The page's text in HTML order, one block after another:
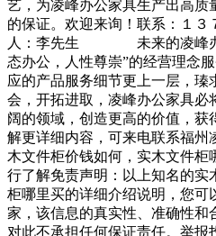
艺，为凌峰办公家具生产出高质
的保证。欢迎来询！联系：１３
人：李先生 未来的凌峰办
态办公，人性尊崇”的经营理念
应的产品服务细节更上一层，瑧
会，开拓进取，凌峰办公家具必
阔的领域，创造更高的价值
解更详细内容，可来电联系福州
木文件柜价钱如何，实木文件
行了解免责声明：以上知名的实
柜哪里买的详细介绍说明，您可
家，该信息的真实性、准确性和
对此不承担任何保证责任。举报